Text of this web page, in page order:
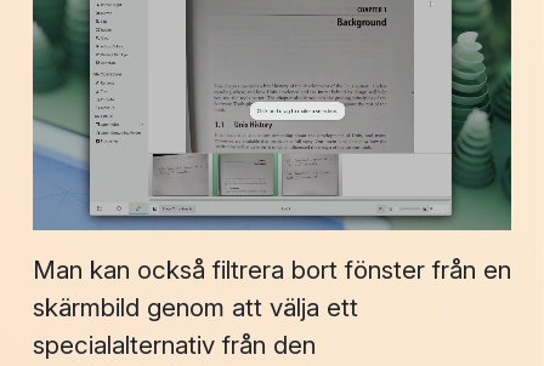
Man kan också filtrera bort fönster från en
skärmbild genom att välja ett
specialalternativ från den